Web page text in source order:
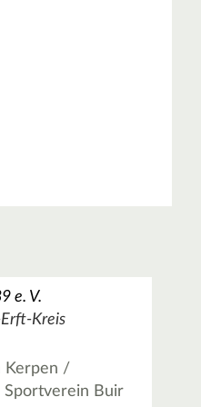
e. V.
Kreis
Kerpen /
Sportverein Buir